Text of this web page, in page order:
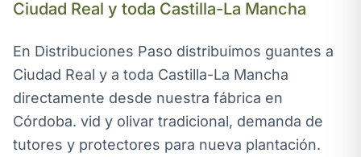
Ciudad Real y toda Castilla-La Mancha
En Distribuciones Paso distribuimos guantes a
Ciudad Real y a toda Castilla-La Mancha
directamente desde nuestra fábrica en
Córdoba. vid y olivar tradicional, demanda de
tutores y protectores para nueva plantación.